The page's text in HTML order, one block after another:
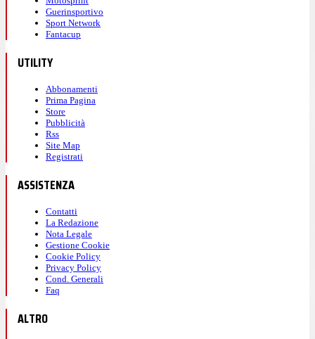
Guerinsportivo
Sport Network
Fantacup
UTILITY
Abbonamenti
Prima Pagina
Store
Pubblicità
Rss
Site Map
Registrati
ASSISTENZA
Contatti
La Redazione
Nota Legale
Gestione Cookie
Cookie Policy
Privacy Policy
Cond. Generali
Faq
ALTRO